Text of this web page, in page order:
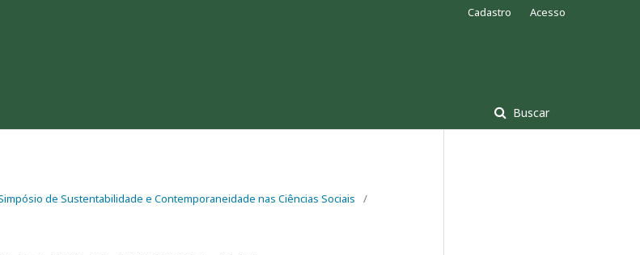
Buscar
Cadastro Acesso
de Sustentabilidade e Contemporaneidade nas Ciências Sociais
/